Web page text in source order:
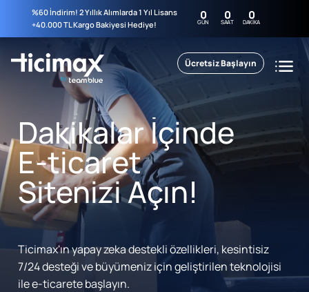
%60 İndirim! 2 Yıllık Alımlarda 1 Yıl Lisans
+40.000 TL Kargo Bakiyesi Hediye!
0
GÜN 0
SAAT 0
DAKIKA
Ücretsiz Başlayın
Dakikalar İçinde
E-ticaret
Sitenizi Açın!
Ticimax'ın yapay zeka destekli özellikleri, kesintisiz
7/24 desteği ve büyümeniz için geliştirilen teknolojisi
ile e-ticarete başlayın.